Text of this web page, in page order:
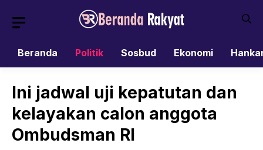
Beranda
Politik Sosbud Ekonomi
Ini jadwal uji kepatutan dan
kelayakan calon anggota
Ombudsman RI